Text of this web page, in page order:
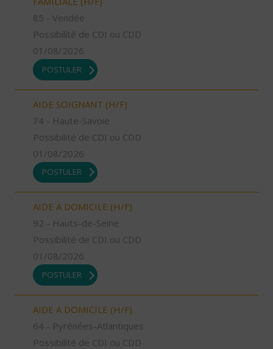
85 - Vendée
Possibilité de CDI ou CDD
01/08/2026
POSTULER
AIDE SOIGNANT (H/F)
74 - Haute-Savoie
Possibilité de CDI ou CDD
01/08/2026
POSTULER
AIDE A DOMICILE (H/F)
92 - Hauts-de-Seine
Possibilité de CDI ou CDD
01/08/2026
POSTULER
AIDE A DOMICILE (H/F)
64 - Pyrénées-Atlantiques
Possibilité de CDI ou CDD